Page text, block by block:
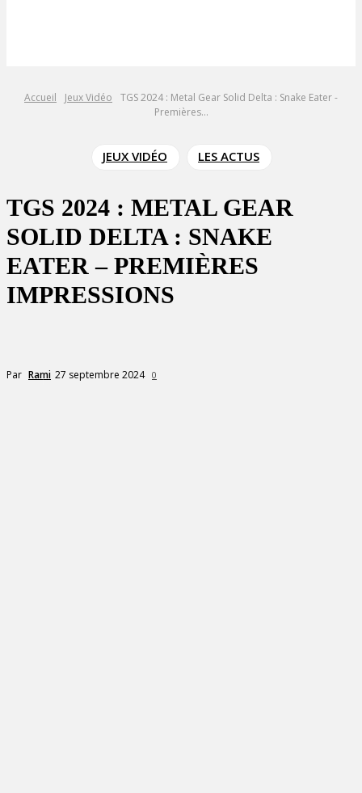
Accueil Jeux Vidéo
TGS 2024 : Metal Gear Solid Delta : Snake Eater -
Premières...
JEUX VIDÉO LES ACTUS
TGS 2024 : METAL GEAR
SOLID DELTA : SNAKE
EATER – PREMIÈRES
IMPRESSIONS
Par Rami 27 septembre 2024 0